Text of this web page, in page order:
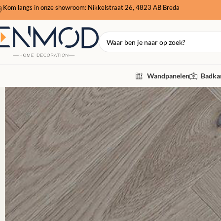
Kom langs in onze showroom: Nikkelstraat 26, 4823 AB Breda
Wandpanelen